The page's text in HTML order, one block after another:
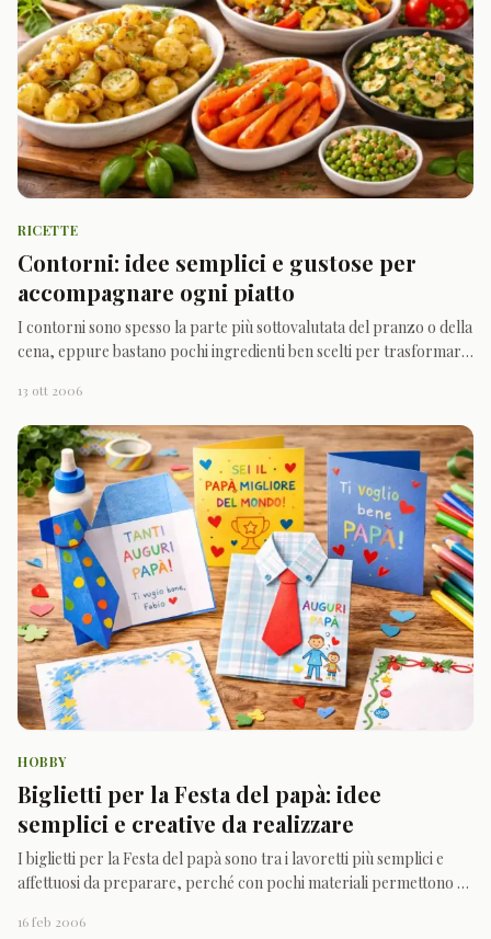
RICETTE
Contorni: idee semplici e gustose per
accompagnare ogni piatto
I contorni sono spesso la parte più sottovalutata del pranzo o della
cena, eppure bastano pochi ingredienti ben scelti per trasformare
invitante. Patate, verdure, ortaggi di stagione e preparazioni veloci
permettono di portare in tavola s
13 ott 2006
HOBBY
Biglietti per la Festa del papà: idee
semplici e creative da realizzare
I biglietti per la Festa del papà sono tra i lavoretti più semplici e
affettuosi da preparare, perché con pochi materiali permettono ai
significato. Basta un cartoncino, qualche pennarello, forbici, colla
16 feb 2006